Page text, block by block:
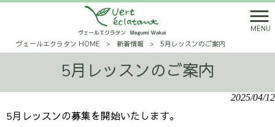
MENU
ヴェールエクラタン HOME
> 新着情報 > 5月レッスンのご案内
5月レッスンのご案内
2025/04/12
5月レッスンの募集を開始いたします。